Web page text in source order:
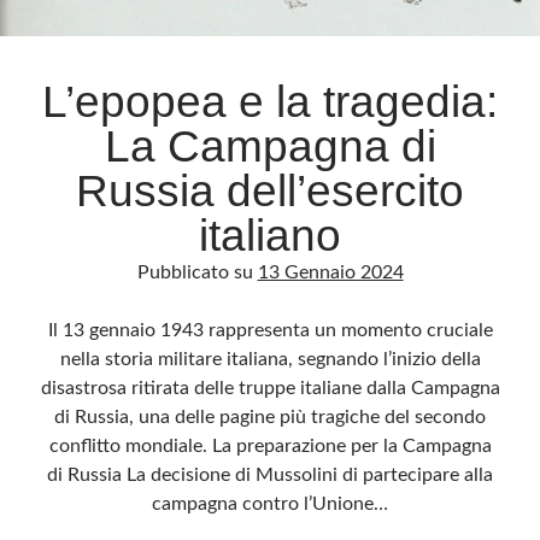
Archivio
Archivi
Categorie
senza alcuna periodicità. Non può pertanto considerarsi un prodotto editoriale ai
sensi della legge n· 62 del 7.03.2001. L’autore non è responsabile di quanto
pubblicato dai lettori nei commenti ai vari post. Saranno comunque cancellati quelli
ritenuti offensivi o lesivi dell’immagine o dell’onorabilità di terzi, di genere spam,
razzisti o che contengano dati personali non conformi al rispetto delle norme sulla
privacy. Alcune immagini inserite in questo blog sono tratte da Internet e, pertanto,
considerate di pubblico dominio. Qualora la loro pubblicazione violasse eventuali
diritti d’autore, vi invito a comunicarlo via e-mail a info[at]dinovalle.it e saranno
immediatamente rimosse. L’autore del blog non è responsabile dei siti collegati
tramite link né del loro contenuto, che può essere soggetto a variazioni nel tempo.
L’epopea e la tragedia:
La Campagna di
Russia dell’esercito
italiano
Pubblicato su 13 Gennaio 2024
Il 13 gennaio 1943 rappresenta un momento cruciale
nella storia militare italiana, segnando l’inizio della
disastrosa ritirata delle truppe italiane dalla Campagna
di Russia, una delle pagine più tragiche del secondo
conflitto mondiale. La preparazione per la Campagna
di Russia La decisione di Mussolini di partecipare alla
campagna contro l’Unione…